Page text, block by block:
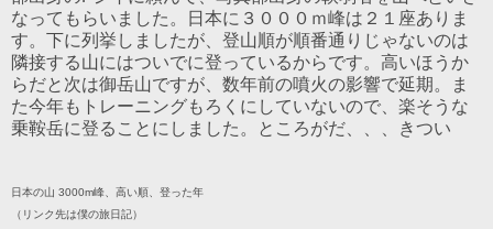
なってもらいました。日本に３０００ｍ峰は２１座ありま
す。下に列挙しましたが、登山順が順番通りじゃないのは
隣接する山にはついでに登っているからです。高いほうか
らだと次は御岳山ですが、数年前の噴火の影響で延期。ま
た今年もトレーニングもろくにしていないので、楽そうな
乗鞍岳に登ることにしました。ところがだ、、、きつい
日本の山 3000m峰、高い順、登った年
（リンク先は僕の旅日記）